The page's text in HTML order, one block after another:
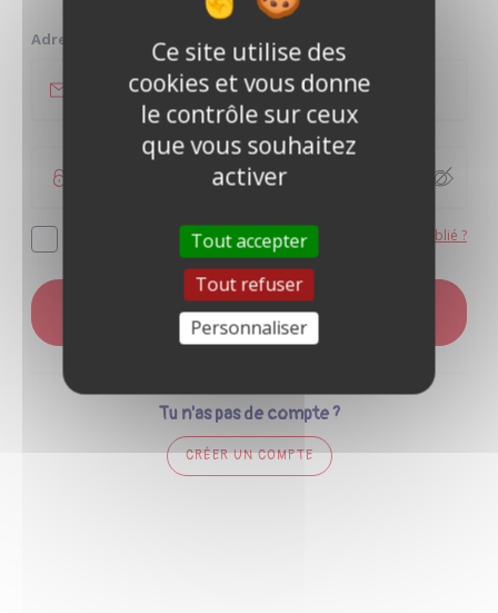
Adresse e-mail
Se souvenir de moi Mot de passe oublié ?
CONNEXION
Tu n'as pas de compte ?
CRÉER UN COMPTE
Ce site utilise des
cookies et vous donne
le contrôle sur ceux
que vous souhaitez
activer
Tout accepter
Tout refuser
Personnaliser